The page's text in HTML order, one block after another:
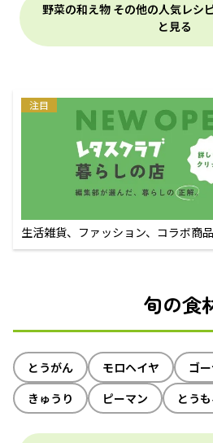
野菜の和え物 その他の人気レシ
と見る
注目
生活雑貨、ファッション、コラボ商
えるECサイト
旬の食
とうがん モロヘイヤ ゴ
きゅうり
ピーマン とう